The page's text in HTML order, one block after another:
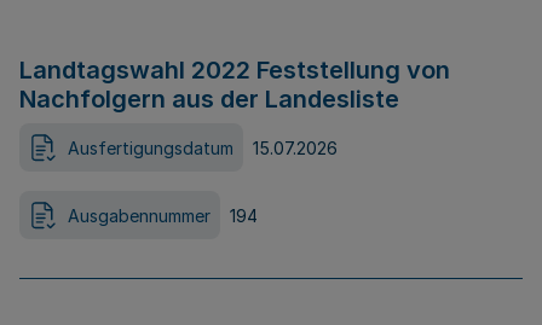
Landtagswahl 2022 Feststellung von
Nachfolgern aus der Landesliste
Ausfertigungsdatum 15.07.2026
Ausgabennummer 194